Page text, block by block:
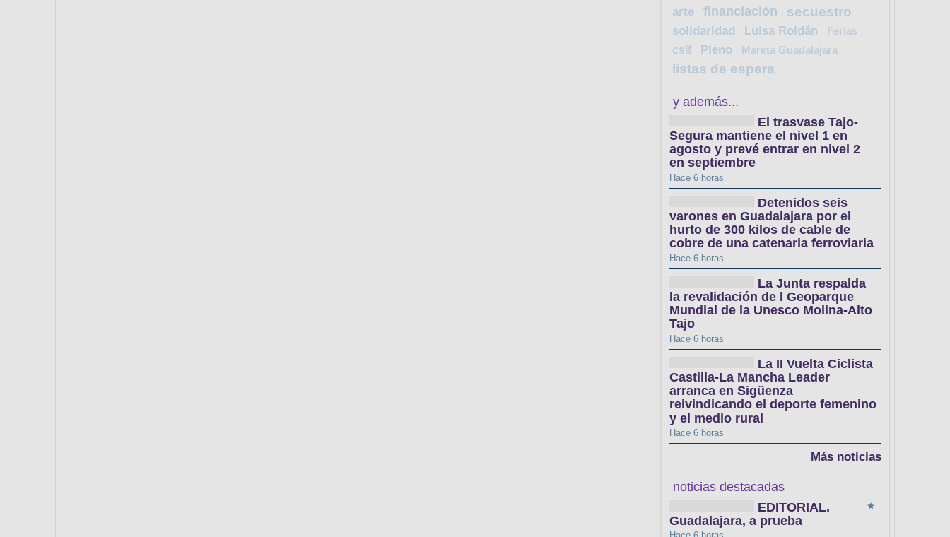
arte financiación secuestro
solidaridad Luisa Roldán Ferias
csif Pleno Mareta Guadalajara
listas de espera
y además...
El trasvase Tajo-
Segura mantiene el nivel 1 en
agosto y prevé entrar en nivel 2
en septiembre
Hace 6 horas
Detenidos seis
varones en Guadalajara por el
hurto de 300 kilos de cable de
cobre de una catenaria ferroviaria
Hace 6 horas
La Junta respalda
la revalidación de l Geoparque
Mundial de la Unesco Molina-Alto
Tajo
Hace 6 horas
La II Vuelta Ciclista
Castilla-La Mancha Leader
arranca en Sigüenza
reivindicando el deporte femenino
y el medio rural
Hace 6 horas
Más noticias
noticias destacadas
EDITORIAL.
Guadalajara, a prueba